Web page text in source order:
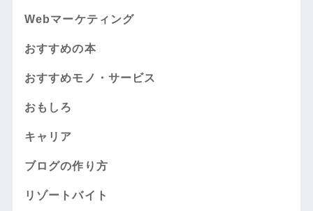
Webマーケティング
おすすめの本
おすすめモノ・サービス
おもしろ
キャリア
ブログの作り方
リゾートバイト